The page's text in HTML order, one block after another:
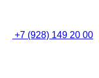
+7 (928) 149 20 00